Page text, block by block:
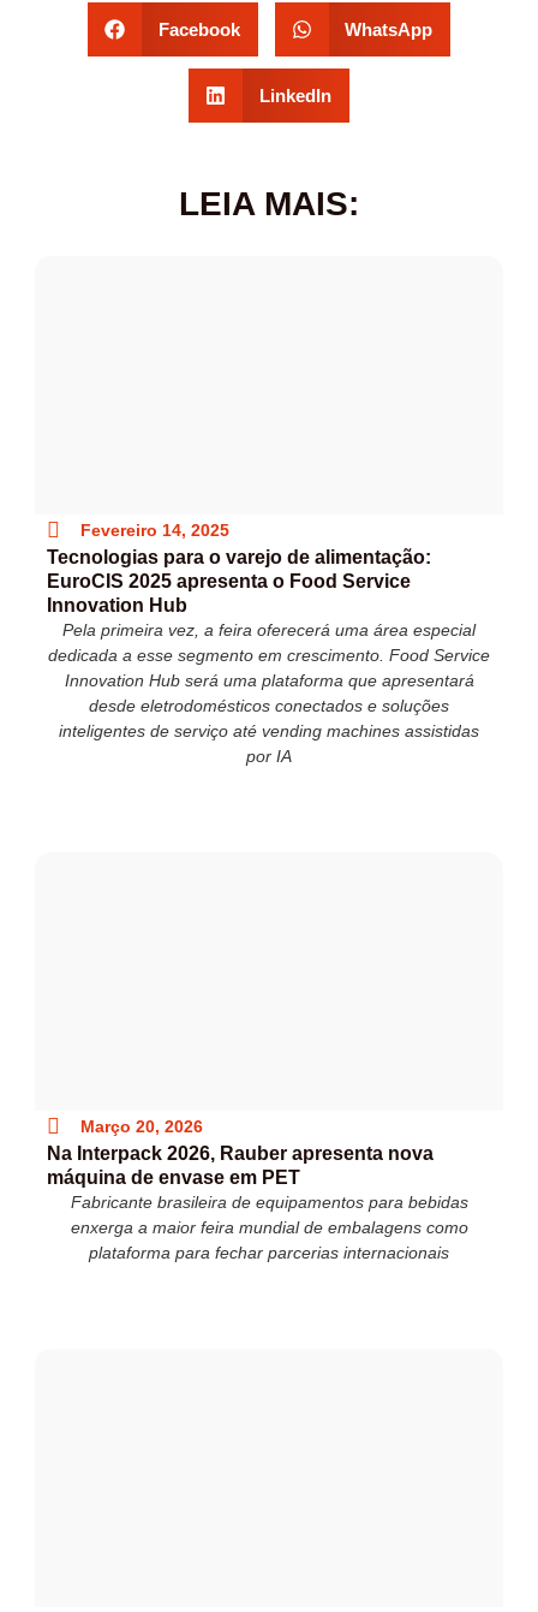
Facebook WhatsApp
LinkedIn
LEIA MAIS:
Fevereiro 14, 2025
Tecnologias para o varejo de alimentação:
EuroCIS 2025 apresenta o Food Service
Innovation Hub
Pela primeira vez, a feira oferecerá uma área especial
dedicada a esse segmento em crescimento. Food Service
Innovation Hub será uma plataforma que apresentará
desde eletrodomésticos conectados e soluções
inteligentes de serviço até vending machines assistidas
por IA
Março 20, 2026
Na Interpack 2026, Rauber apresenta nova
máquina de envase em PET
Fabricante brasileira de equipamentos para bebidas
enxerga a maior feira mundial de embalagens como
plataforma para fechar parcerias internacionais